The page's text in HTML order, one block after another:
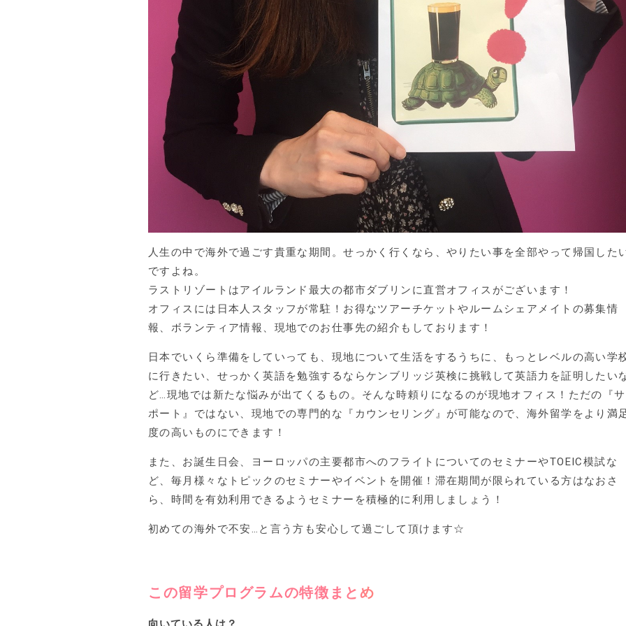
人生の中で海外で過ごす貴重な期間。せっかく行くなら、やりたい事を全部やって帰国した
ですよね。
ラストリゾートはアイルランド最大の都市ダブリンに直営オフィスがございます！
オフィスには日本人スタッフが常駐！お得なツアーチケットやルームシェアメイトの募集情
報、ボランティア情報、現地でのお仕事先の紹介もしております！
日本でいくら準備をしていっても、現地について生活をするうちに、もっとレベルの高い学
に行きたい、せっかく英語を勉強するならケンブリッジ英検に挑戦して英語力を証明したい
ど…現地では新たな悩みが出てくるもの。そんな時頼りになるのが現地オフィス！ただの『サ
ポート』ではない、現地での専門的な『カウンセリング』が可能なので、海外留学をより満
度の高いものにできます！
また、お誕生日会、ヨーロッパの主要都市へのフライトについてのセミナーやTOEIC模試な
ど、毎月様々なトピックのセミナーやイベントを開催！滞在期間が限られている方はなおさ
ら、時間を有効利用できるようセミナーを積極的に利用しましょう！
初めての海外で不安…と言う方も安心して過ごして頂けます☆
この留学プログラムの特徴まとめ